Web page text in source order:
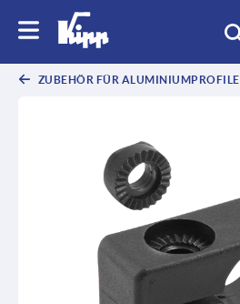
ZUBEHÖR FÜR ALUMINIUMPROFILE